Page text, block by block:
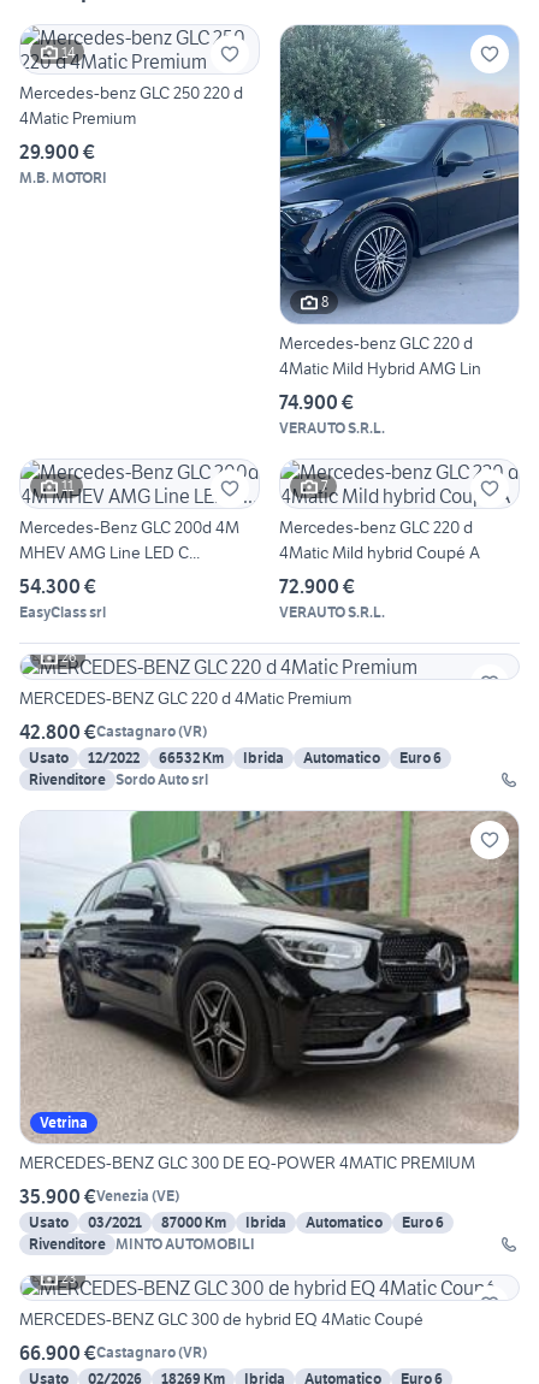
14
Mercedes-benz GLC 250 220 d
4Matic Premium
29.900 €
M.B. MOTORI
8
Mercedes-benz GLC 220 d
4Matic Mild Hybrid AMG Lin
74.900 €
VERAUTO S.R.L.
11
Mercedes-Benz GLC 200d 4M
MHEV AMG Line LED C...
54.300 €
EasyClass srl
7
Mercedes-benz GLC 220 d
4Matic Mild hybrid Coupé A
72.900 €
VERAUTO S.R.L.
26
MERCEDES-BENZ GLC 220 d 4Matic Premium
42.800 €Castagnaro(VR)
Usato
12/2022 66532 Km Ibrida Automatico
Euro 6
Rivenditore Sordo Auto srl
Vetrina
MERCEDES-BENZ GLC 300 DE EQ-POWER 4MATIC PREMIUM
35.900 €Venezia (VE)
Usato
03/2021 87000 Km Ibrida Automatico
Euro 6
Rivenditore MINTO AUTOMOBILI
23
MERCEDES-BENZ GLC 300 de hybrid EQ 4Matic Coupé
66.900 €Castagnaro(VR)
Usato
02/2026 18269 Km Ibrida Automatico
Euro 6